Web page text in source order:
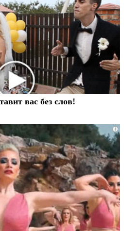
вас без слов!
i